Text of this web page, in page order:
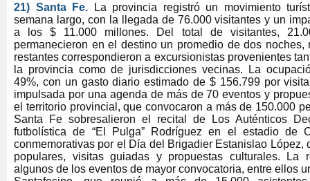
21) Santa Fe.
La provincia registró un movimiento
semana largo, con la llegada de 76.000 visitantes y un
a los $ 11.000 millones. Del total de visitantes,
permanecieron en el destino un promedio de dos noches,
restantes correspondieron a excursionistas provenientes
la provincia como de jurisdicciones vecinas. La
49%, con un gasto diario estimado de $ 156.799 por
impulsada por una agenda de más de 70 eventos y
el territorio provincial, que convocaron a más de 150.000
Santa Fe sobresalieron el recital de Los Auténticos
futbolística de “El Pulga” Rodríguez en el estadio de
conmemorativas por el Día del Brigadier Estanislao López,
populares, visitas guiadas y propuestas culturales. La
algunos de los eventos de mayor convocatoria, entre ellos